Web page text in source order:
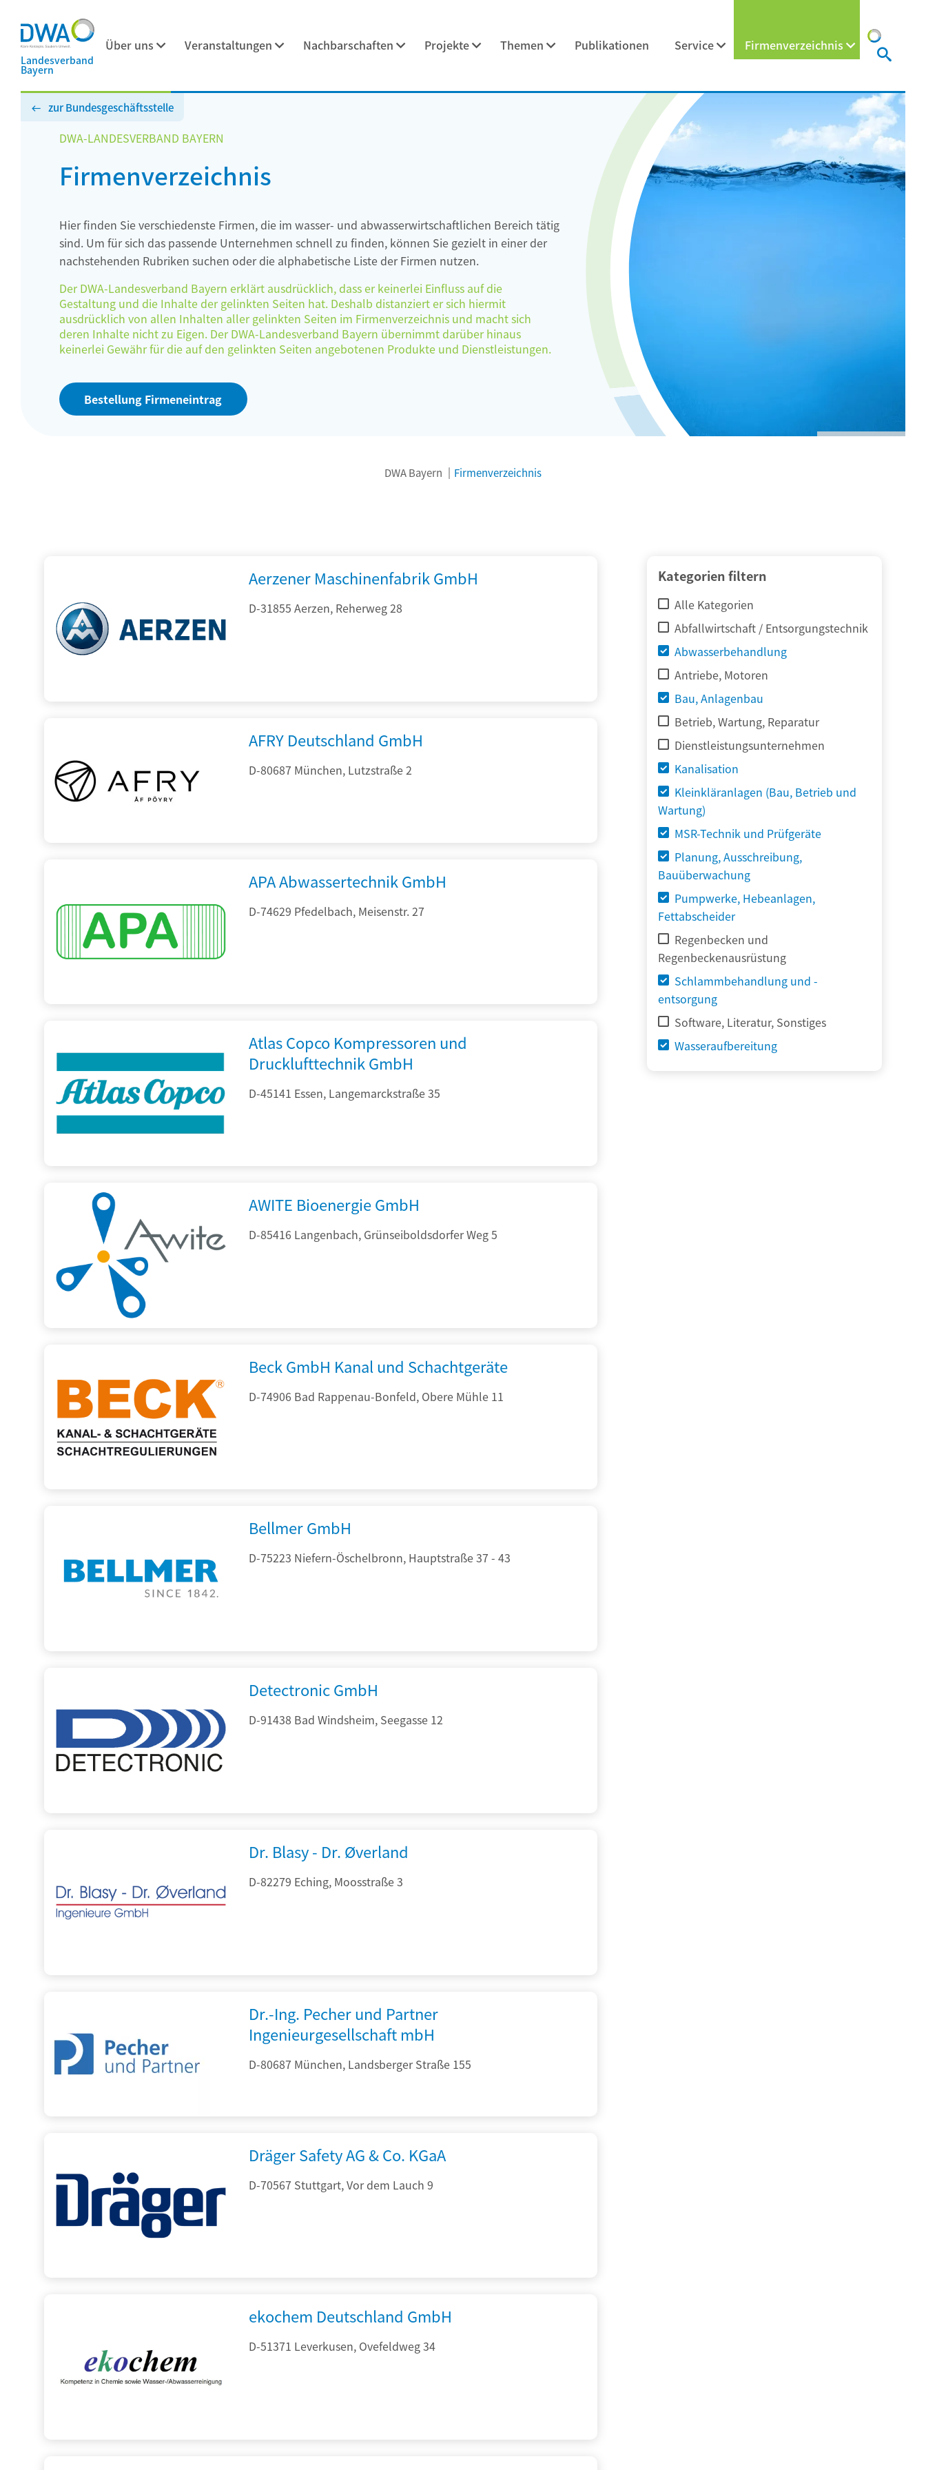
Landesverband
Bayern
Über uns Veranstaltungen Nachbarschaften Projekte Themen Publikationen Service Firmenverzeichnis
zur Bundesgeschäftsstelle
DWA-LANDESVERBAND BAYERN
Firmenverzeichnis
Hier finden Sie verschiedenste Firmen, die im wasser- und abwasserwirtschaftlichen Bereich tätig
sind. Um für sich das passende Unternehmen schnell zu finden, können Sie gezielt in einer der
nachstehenden Rubriken suchen oder die alphabetische Liste der Firmen nutzen.
Der DWA-Landesverband Bayern erklärt ausdrücklich, dass er keinerlei Einfluss auf die
Gestaltung und die Inhalte der gelinkten Seiten hat. Deshalb distanziert er sich hiermit
ausdrücklich von allen Inhalten aller gelinkten Seiten im Firmenverzeichnis und macht sich
deren Inhalte nicht zu Eigen. Der DWA-Landesverband Bayern übernimmt darüber hinaus
keinerlei Gewähr für die auf den gelinkten Seiten angebotenen Produkte und Dienstleistungen.
Bestellung Firmeneintrag
DWA Bayern Firmenverzeichnis
Kategorien filtern
Alle Kategorien
Abfallwirtschaft / Entsorgungstechnik
Abwasserbehandlung
Antriebe, Motoren
Bau, Anlagenbau
Betrieb, Wartung, Reparatur
Dienstleistungsunternehmen
Kanalisation
Kleinkläranlagen (Bau, Betrieb und
Wartung)
MSR-Technik und Prüfgeräte
Planung, Ausschreibung,
Bauüberwachung
Pumpwerke, Hebeanlagen,
Fettabscheider
Regenbecken und
Regenbeckenausrüstung
Schlammbehandlung und -
entsorgung
Software, Literatur, Sonstiges
Wasseraufbereitung
Aerzener Maschinenfabrik GmbH
D-31855 Aerzen, Reherweg 28
AFRY Deutschland GmbH
D-80687 München, Lutzstraße 2
APA Abwassertechnik GmbH
D-74629 Pfedelbach, Meisenstr. 27
Atlas Copco Kompressoren und
Drucklufttechnik GmbH
D-45141 Essen, Langemarckstraße 35
AWITE Bioenergie GmbH
D-85416 Langenbach, Grünseiboldsdorfer Weg 5
Beck GmbH Kanal und Schachtgeräte
D-74906 Bad Rappenau-Bonfeld, Obere Mühle 11
Bellmer GmbH
D-75223 Niefern-Öschelbronn, Hauptstraße 37 - 43
Detectronic GmbH
D-91438 Bad Windsheim, Seegasse 12
Dr. Blasy - Dr. Øverland
D-82279 Eching, Moosstraße 3
Dr.-Ing. Pecher und Partner
Ingenieurgesellschaft mbH
D-80687 München, Landsberger Straße 155
Dräger Safety AG & Co. KGaA
D-70567 Stuttgart, Vor dem Lauch 9
ekochem Deutschland GmbH
D-51371 Leverkusen, Ovefeldweg 34